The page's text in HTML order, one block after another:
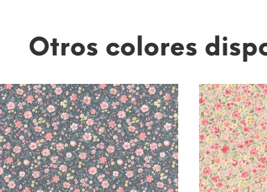
Otros colores